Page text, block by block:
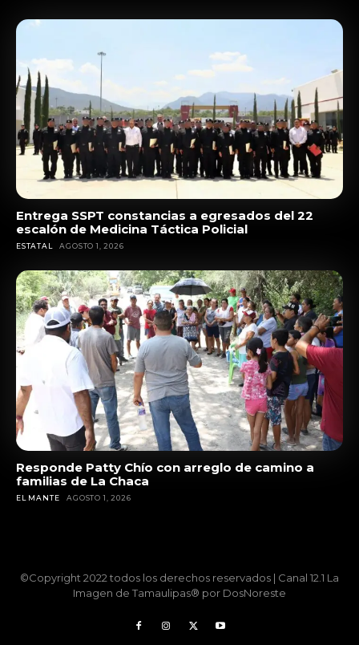
Entrega SSPT constancias a egresados del 22
escalón de Medicina Táctica Policial
ESTATAL AGOSTO 1, 2026
Responde Patty Chío con arreglo de camino a
familias de La Chaca
EL MANTE AGOSTO 1, 2026
©Copyright 2022 todos los derechos reservados | Canal 12.1 La
Imagen de Tamaulipas® por DosNoreste